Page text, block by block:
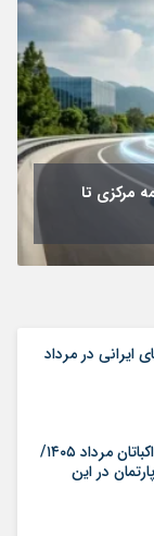
مرکزی تا
در مرداد
لیست قیمت خرید مسکن در اکباتان مرداد ۱۴۰۵/
در این